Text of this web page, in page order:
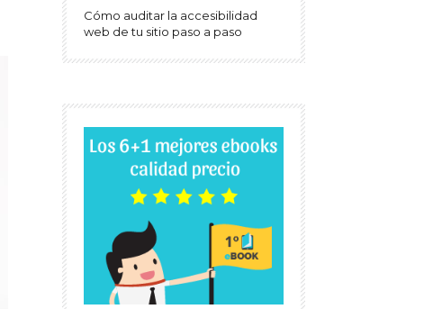
Cómo auditar la accesibilidad
web de tu sitio paso a paso